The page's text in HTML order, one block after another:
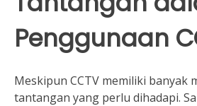
Penggunaan
Meskipun CCTV memiliki banyak
tantangan yang perlu dihadapi.